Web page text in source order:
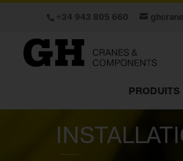
+34 943 805 660
PRODUITS